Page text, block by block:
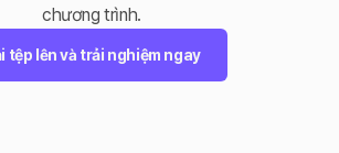
chương trình.
tệp lên và trải nghiệm ngay